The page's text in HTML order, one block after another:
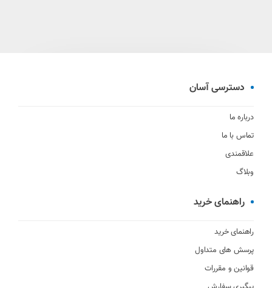
دسترسی آسان
درباره ما
تماس با ما
علاقمندی
وبلاگ
راهنمای خرید
راهنمای خرید
پرسش های متداول
قوانین و مقررات